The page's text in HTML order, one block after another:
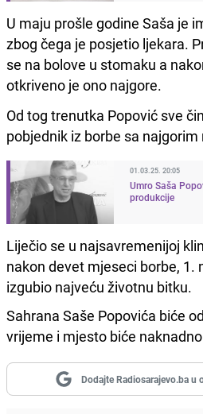
U maju prošle godine Saša je
zbog čega je posjetio ljekara.
se na bolove u stomaku a
otkriveno je ono najgore.
Od tog trenutka Popović sve
pobjednik iz borbe sa
01.03.25. 20:05
Umro Saša
produkcije
Liječio se u najsavremenijoj
nakon devet mjeseci borbe, 1.
izgubio najveću životnu bitku.
Sahrana Saše Popovića biće
vrijeme i mjesto biće
Dodajte Radiosarajevo.ba u